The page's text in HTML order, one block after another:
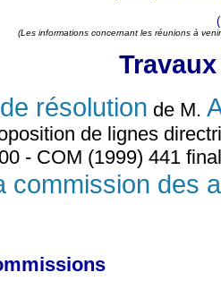
(Les informations concernant les réunions à
résolution de M.
de lignes
- COM (1999) 441
commission des